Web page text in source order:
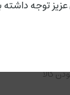
کالا
باشند که سفارشات ثبت شده از